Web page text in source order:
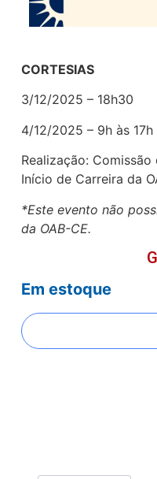
CORTESIAS
3/12/2025 – 18h30
4/12/2025 – 9h às 17h
Realização:
Início de Carreira da
*Este evento não
da OAB-CE.
Em estoque